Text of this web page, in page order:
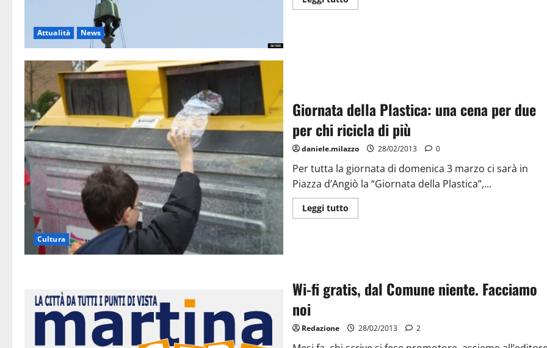
Attualità News
Cultura
Giornata della Plastica: una cena per due
per chi ricicla di più
daniele.milazzo 28/02/2013 0
Per tutta la giornata di domenica 3 marzo ci sarà in
Piazza d’Angiò la “Giornata della Plastica”,...
Leggi tutto
Wi-fi gratis, dal Comune niente. Facciamo
noi
Redazione 28/02/2013 2